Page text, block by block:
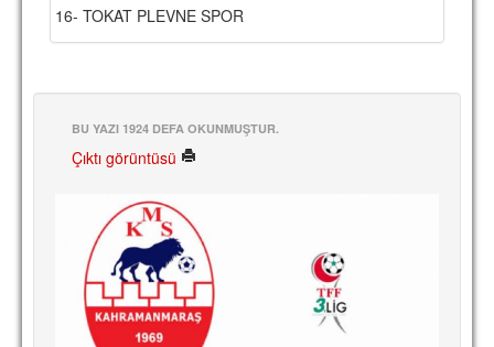
TARİHÇE
KUPA MAÇLARI
ESKİ HOCALAR
HAKKIMIZDA
MİSYON
16- TOKAT PLEVNE SPOR
BU YAZI 1924 DEFA OKUNMUŞTUR.
Çıktı görüntüsü